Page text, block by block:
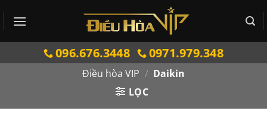
qua
096.676.3448 0971.979.348
Điều hòa VIP / Daikin
LỌC